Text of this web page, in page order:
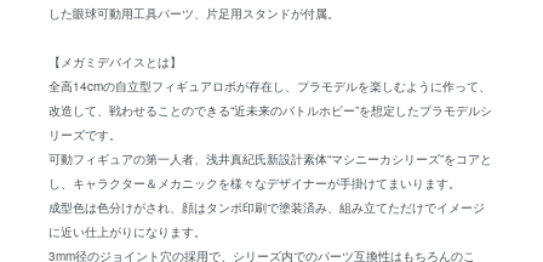
した眼球可動用工具パーツ、片足用スタンドが付属。
【メガミデバイスとは】
全高14cmの自立型フィギュアロボが存在し、プラモデルを楽しむように作って、
改造して、戦わせることのできる“近未来のバトルホビー”を想定したプラモデルシ
リーズです。
可動フィギュアの第一人者、浅井真紀氏新設計素体“マシニーカシリーズ”をコアと
し、キャラクター＆メカニックを様々なデザイナーが手掛けてまいります。
成型色は色分けがされ、顔はタンポ印刷で塗装済み、組み立てただけでイメージ
に近い仕上がりになります。
3mm径のジョイント穴の採用で、シリーズ内でのパーツ互換性はもちろんのこ